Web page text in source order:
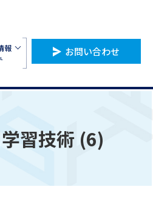
報 お問い合わせ
習技術 (6)